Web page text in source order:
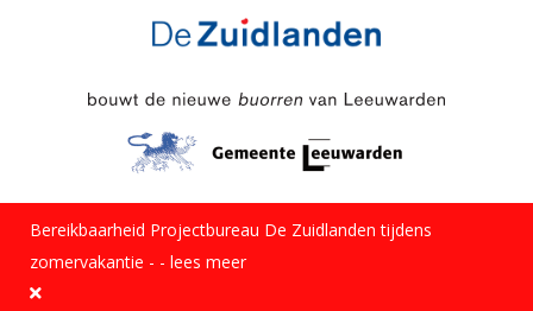
Bereikbaarheid Projectbureau De Zuidlanden tijdens
zomervakantie - - lees meer